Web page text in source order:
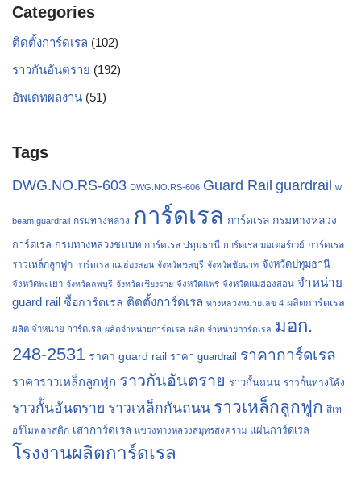
Categories
ติดตั้งการ์ดเรล (102)
ราวกันอันตราย (192)
อัพเดทผลงาน (51)
Tags
DWG.NO.RS-603 DWG.NO.RS-606 Guard Rail guardrail w
beam guardrail กรมทางหลวง การ์ดเรล การ์ดเรล กรมทางหลวง
การ์ดเรล กรมทางหลวงชนบท การ์ดเรล ปทุมธานี การ์ดเรล มอเตอร์เวย์ การ์ดเรล
ราวเหล็กลูกฟูก การ์ดเรล แม่ฮ่องสอน จังหวัดชลบุรี จังหวัดชัยนาท จังหวัดปทุมธานี
จังหวัดพะเยา จังหวัดลพบุรี จังหวัดเชียงราย จังหวัดแพร่ จังหวัดแม่ฮ่องสอน จำหน่าย
guard rail ซื้อการ์ดเรล ติดตั้งการ์ดเรล ทางหลวงหมายเลข 4 ผลิตการ์ดเรล
ผลิต จำหน่าย การ์ดเรล ผลิตจำหน่ายการ์ดเรล ผลิต จำหน่ายการ์ดเรล มอก.
248-2531 ราคา guard rail ราคา guardrail ราคาการ์ดเรล
ราคาราวเหล็กลูกฟูก ราวกันอันตราย ราวกั้นถนน ราวกั้นทางโค้ง
ราวกั้นอันตราย ราวเหล็กกันถนน ราวเหล็กลูกฟูก สีเท
อร์โมพลาสติก เสาการ์ดเรล แขวงทางหลวงสมุทรสงคราม แผ่นการ์ดเรล
โรงงานผลิตการ์ดเรล